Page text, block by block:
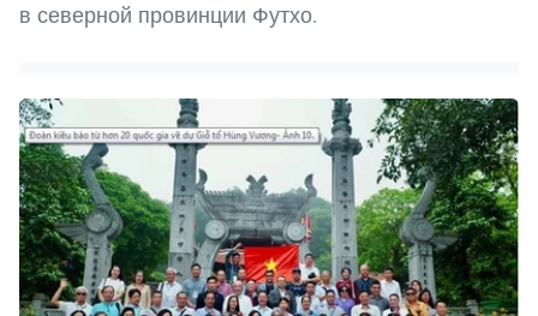
в северной провинции Футхо.